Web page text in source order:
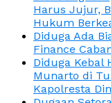
Harus Jujur,
Hukum
Diduga Ada
Finance
Diduga Kebal
Munarto di
Kapolresta